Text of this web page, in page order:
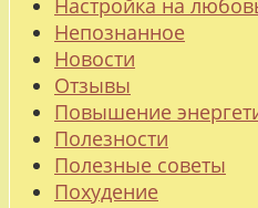
Настройка на
Непознанное
Новости
Отзывы
Повышение
Полезности
Полезные советы
Похудение